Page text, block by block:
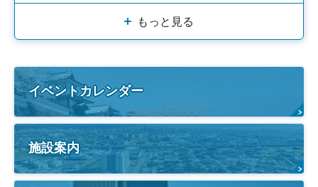
もっと見る
イベントカレンダー
施設案内